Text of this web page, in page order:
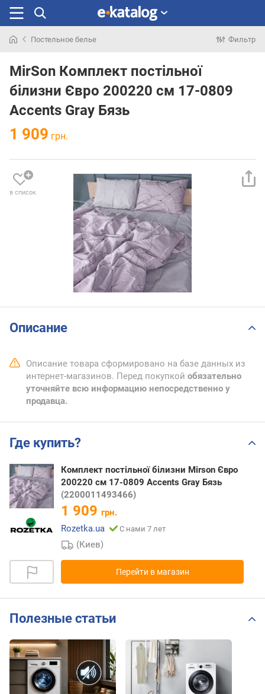
раньше
Постельное белье Фильтр
MirSon Комплект постільної
білизни Євро 200220 см 17-0809
Accents Gray Бязь
1 909 грн.
в список
Описание
Описание товара сформировано на базе данных из
интернет-магазинов. Перед покупкой обязательно
уточняйте всю информацию непосредственно у
продавца.
Где купить?
Комплект постільної білизни Mirson Євро
200220 см 17-0809 Accents Gray Бязь
(2200011493466)
1 909 грн.
Rozetka.ua
С нами 7 лет
(Киев)
Перейти в магазин
Полезные статьи